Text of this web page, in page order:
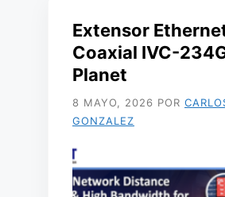
Extensor
Coaxial IVC-
Planet
8 MAYO, 2026 POR
GONZALEZ